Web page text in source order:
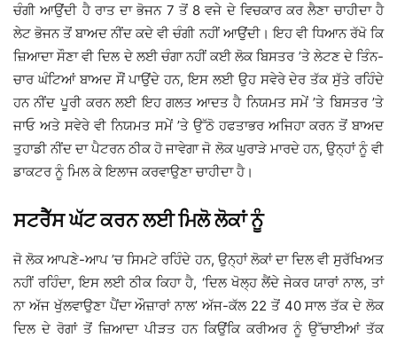
ਚੰਗੀ ਆਉਂਦੀ ਹੈ ਰਾਤ ਦਾ ਭੋਜਨ 7 ਤੋਂ 8 ਵਜੇ ਦੇ ਵਿਚਕਾਰ ਕਰ ਲੈਣਾ ਚਾਹੀਦਾ ਹੈ
ਲੇਟ ਭੋਜਨ ਤੋਂ ਬਾਅਦ ਨੀਂਦ ਕਦੇ ਵੀ ਚੰਗੀ ਨਹੀਂ ਆਉਂਦੀ। ਇਹ ਵੀ ਧਿਆਨ ਰੱਖੋ ਕਿ
ਜ਼ਿਆਦਾ ਸੌਣਾ ਵੀ ਦਿਲ ਦੇ ਲਈ ਚੰਗਾ ਨਹੀਂ ਕਈ ਲੋਕ ਬਿਸਤਰ ’ਤੇ ਲੇਟਣ ਦੇ ਤਿੰਨ-
ਚਾਰ ਘੰਟਿਆਂ ਬਾਅਦ ਸੌਂ ਪਾਉਂਦੇ ਹਨ, ਇਸ ਲਈ ਉਹ ਸਵੇਰੇ ਦੇਰ ਤੱਕ ਸੁੱਤੇ ਰਹਿੰਦੇ
ਹਨ ਨੀਂਦ ਪੂਰੀ ਕਰਨ ਲਈ ਇਹ ਗਲਤ ਆਦਤ ਹੈ ਨਿਯਮਤ ਸਮੇਂ ’ਤੇ ਬਿਸਤਰ ’ਤੇ
ਜਾਓ ਅਤੇ ਸਵੇਰੇ ਵੀ ਨਿਯਮਤ ਸਮੇਂ ’ਤੇ ਉੱਠੋ ਹਫਤਾਭਰ ਅਜਿਹਾ ਕਰਨ ਤੋਂ ਬਾਅਦ
ਤੁਹਾਡੀ ਨੀਂਦ ਦਾ ਪੈਟਰਨ ਠੀਕ ਹੋ ਜਾਵੇਗਾ ਜੋ ਲੋਕ ਘੁਰਾੜੇ ਮਾਰਦੇ ਹਨ, ਉਨ੍ਹਾਂ ਨੂੰ ਵੀ
ਡਾਕਟਰ ਨੂੰ ਮਿਲ ਕੇ ਇਲਾਜ ਕਰਵਾਉਣਾ ਚਾਹੀਦਾ ਹੈ।
ਸਟਰੈੱਸ ਘੱਟ ਕਰਨ ਲਈ ਮਿਲੋ ਲੋਕਾਂ ਨੂੰ
ਜੋ ਲੋਕ ਆਪਣੇ-ਆਪ ’ਚ ਸਿਮਟੇ ਰਹਿੰਦੇ ਹਨ, ਉਨ੍ਹਾਂ ਲੋਕਾਂ ਦਾ ਦਿਲ ਵੀ ਸੁਰੱਖਿਅਤ
ਨਹੀਂ ਰਹਿੰਦਾ, ਇਸ ਲਈ ਠੀਕ ਕਿਹਾ ਹੈ, ‘ਦਿਲ ਖੋਲ੍ਹ ਲੈਂਦੇ ਜੇਕਰ ਯਾਰਾਂ ਨਾਲ, ਤਾਂ
ਨਾ ਅੱਜ ਖੁੱਲਵਾਉਣਾ ਪੈਂਦਾ ਔਜ਼ਾਰਾਂ ਨਾਲ’ ਅੱਜ-ਕੱਲ 22 ਤੋਂ 40 ਸਾਲ ਤੱਕ ਦੇ ਲੋਕ
ਦਿਲ ਦੇ ਰੋਗਾਂ ਤੋਂ ਜ਼ਿਆਦਾ ਪੀੜਤ ਹਨ ਕਿਉਂਕਿ ਕਰੀਅਰ ਨੂੰ ਉੱਚਾਈਆਂ ਤੱਕ